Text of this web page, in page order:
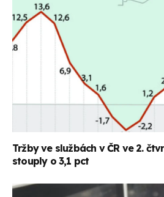
Tržby ve službách v ČR ve 2.
stouply o 3,1 pct